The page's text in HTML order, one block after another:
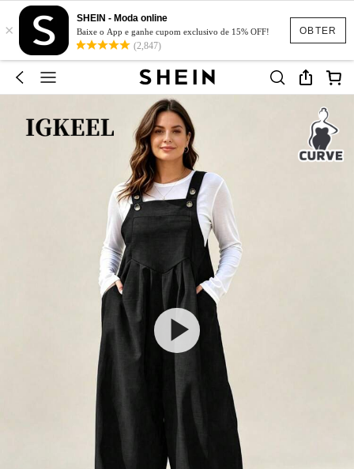
OBTER
×
SHEIN - Moda online
Baixe o App e ganhe cupom exclusivo de 15% OFF!
(2,847)